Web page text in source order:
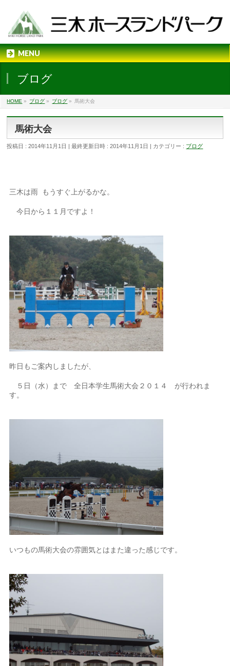
MENU
ブログ
HOME » ブログ » ブログ » 馬術大会
馬術大会
投稿日 : 2014年11月1日 最終更新日時 : 2014年11月1日 カテゴリー : ブログ
三木は雨 もうすぐ上がるかな。
今日から１１月ですよ！
昨日もご案内しましたが、
５日（水）まで 全日本学生馬術大会２０１４ が行われま
す。
いつもの馬術大会の雰囲気とはまた違った感じです。